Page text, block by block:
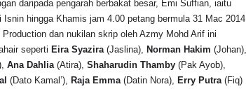
daripada pengarah berbakat besar, Emi Suffian, iaitu
hingga Khamis jam 4.00 petang bermula 31 Mac 2014.
dan nukilan skrip oleh Azmy Mohd Arif ini
seperti Eira Syazira (Jaslina), Norman Hakim (Johan),
Ana Dahlia (Atira), Shaharudin Thamby (Pak Ayob),
(Dato Kamal’), Raja Emma (Datin Nora), Erry Putra (Fiq)